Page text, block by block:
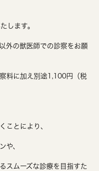
します。
外の獣医師での診察をお願
料に加え別途1,100円（税
ことにより、
や、
スムーズな診療を目指すた